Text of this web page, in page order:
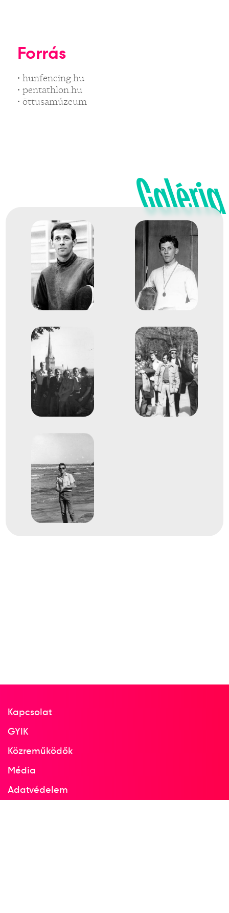
Forrás
• hunfencing.hu
• pentathlon.hu
• öttusamúzeum
Galéria
Kapcsolat
GYIK
Közreműködők
Média
Adatvédelem